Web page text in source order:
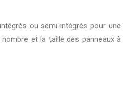
ou semi-intégrés pour une
et la taille des panneaux à